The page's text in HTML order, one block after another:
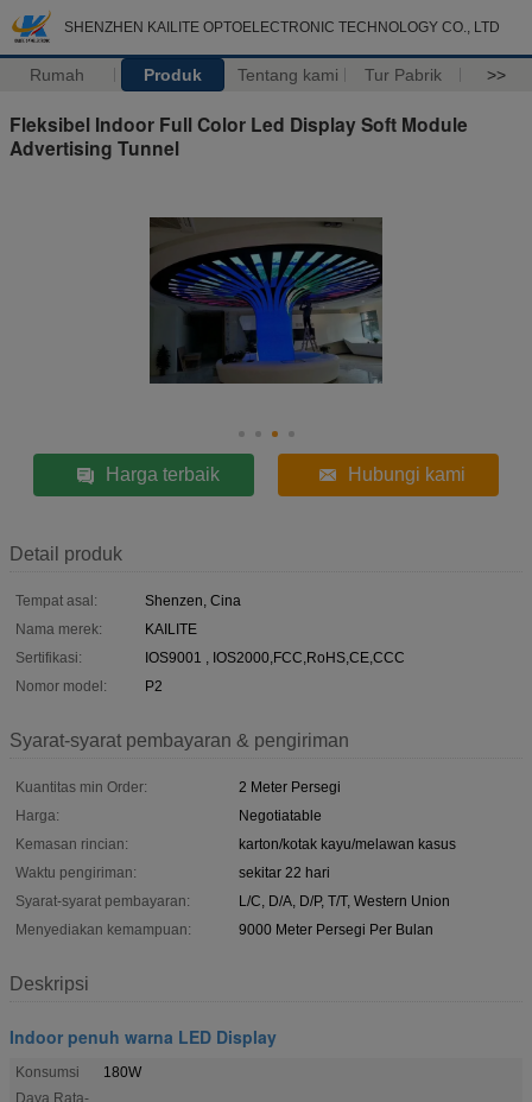
SHENZHEN KAILITE OPTOELECTRONIC TECHNOLOGY CO., LTD
Rumah Produk Tentang kami Tur Pabrik >>
Fleksibel Indoor Full Color Led Display Soft Module
Advertising Tunnel
Harga terbaik Hubungi kami
Detail produk
Tempat asal:
Shenzen, Cina
Nama merek:
KAILITE
Sertifikasi:
IOS9001 , IOS2000,FCC,RoHS,CE,CCC
Nomor model:
P2
Syarat-syarat pembayaran & pengiriman
Kuantitas min Order:
2 Meter Persegi
Harga:
Negotiatable
Kemasan rincian:
karton/kotak kayu/melawan kasus
Waktu pengiriman:
sekitar 22 hari
Syarat-syarat pembayaran:
L/C, D/A, D/P, T/T, Western Union
Menyediakan kemampuan:
9000 Meter Persegi Per Bulan
Deskripsi
Indoor penuh warna LED Display
Konsumsi
Daya Rata-
180W